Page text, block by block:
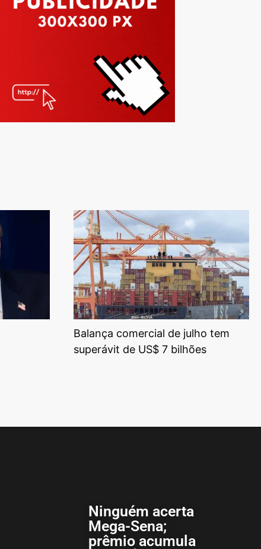
Balança comercial de julho tem
superávit de US$ 7 bilhões
Ninguém acerta
Mega-Sena;
prêmio acumula